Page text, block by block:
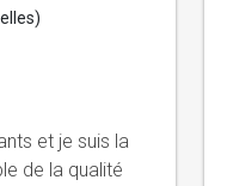
et je suis la
de la qualité